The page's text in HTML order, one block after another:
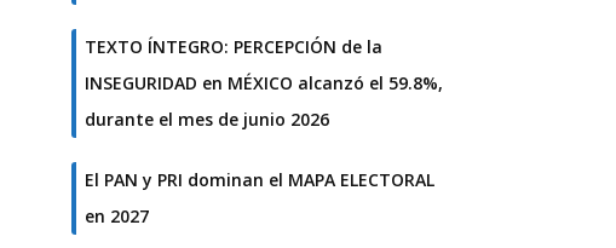
TEXTO ÍNTEGRO: PERCEPCIÓN de la
INSEGURIDAD en MÉXICO alcanzó el 59.8%,
durante el mes de junio 2026
El PAN y PRI dominan el MAPA ELECTORAL
en 2027